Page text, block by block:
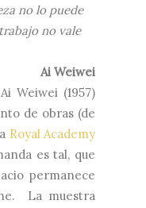
no lo puede
no vale
Ai Weiwei
Weiwei (1957)
de obras (de
Royal Academy
es tal, que
permanece
La muestra